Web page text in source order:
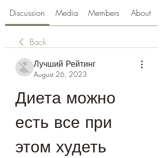
Discussion Media Members About
Back
Лучший Рейтинг
August 26, 2023
Диета можно
есть все при
этом худеть